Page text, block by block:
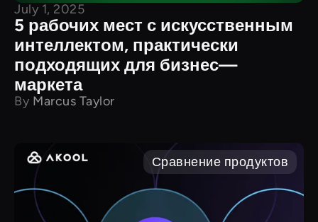
July 1, 2025
5 рабочих мест с искусственным
интеллектом, практически
подходящих для бизнес—
маркета
By Marcus Taylor
Сравнение продуктов